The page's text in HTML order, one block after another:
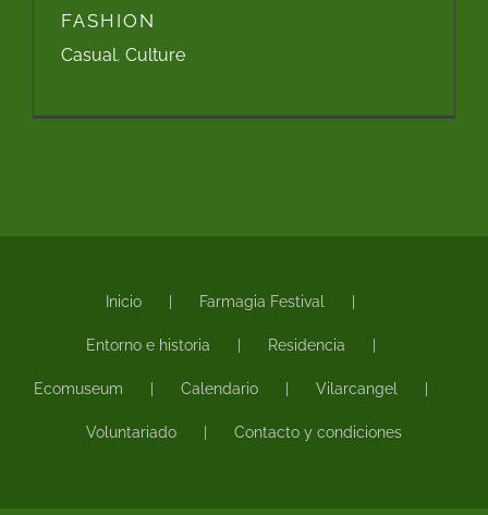
FASHION
Casual, Culture
Inicio Farmagia Festival
Entorno e historia Residencia
Ecomuseum Calendario Vilarcangel
Voluntariado Contacto y condiciones